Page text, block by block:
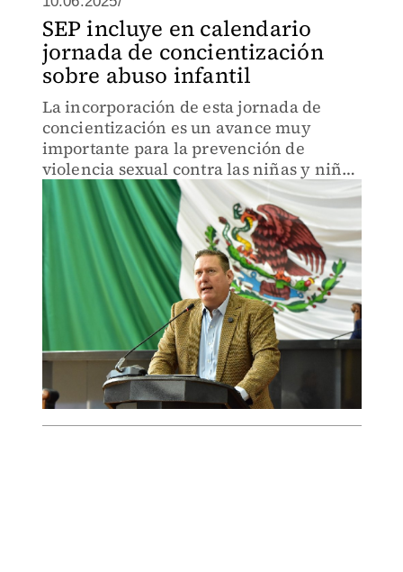
SEP incluye en calendario
jornada de concientización
sobre abuso infantil
La incorporación de esta jornada de
concientización es un avance muy
importante para la prevención de
violencia sexual contra las niñas y niños
del país.